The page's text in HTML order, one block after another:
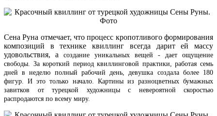
Сена Руна отмечает, что процесс кропотливого формирования
композиций в технике квиллинг всегда дарит ей массу
удовольствия, а создание уникальных вещей - дает ощущение
свободы . За короткий период квиллинговой практики, работая семь
дней в неделю полный рабочий день, девушка создала более 180
фигур. И это только начало. Картины из разноцветных бумажных
завитков от турецкой художницы с невероятной скоростью
распродаются по всему миру.